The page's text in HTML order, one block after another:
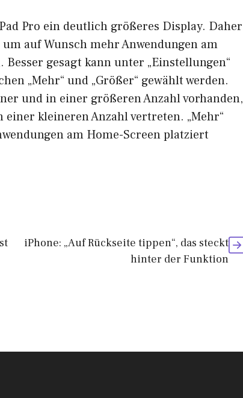
Pro ein deutlich größeres Display. Daher
auf Wunsch mehr Anwendungen am
gesagt kann unter „Einstellungen“
„Mehr“ und „Größer“ gewählt werden.
und in einer größeren Anzahl vorhanden,
kleineren Anzahl vertreten. „Mehr“
am Home-Screen platziert
iPhone: „Auf Rückseite tippen“, das steckt
hinter der Funktion